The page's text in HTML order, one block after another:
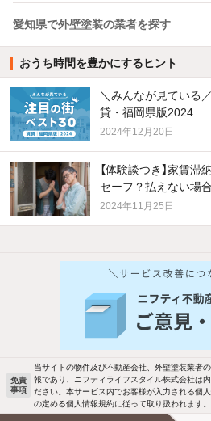
愛知県で外壁塗装の業者を探す
おうち時間を豊かにするヒント
＼みんなが見ている
貸・福岡県版2024
2024年12月20日
【体験談つき】家賃
セーフ？払えない場
2024年11月25日
免責
事項
当サイトの物件及び不動産会社、外壁塗装業者
報であり、ニフティライフスタイル株式会社は
ださい。本サービス内でお客様が入力される個
の定める個人情報規約に従って取り扱われます。